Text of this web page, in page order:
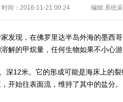
时间：2016-11-21 00:24 编辑:系统
现，在佛罗里达半岛外海的墨西哥
解的甲烷量，任何生物如果不小心
12米。它的形成可能是海床上的裂
开始往表面流，维持了其中的盐分。